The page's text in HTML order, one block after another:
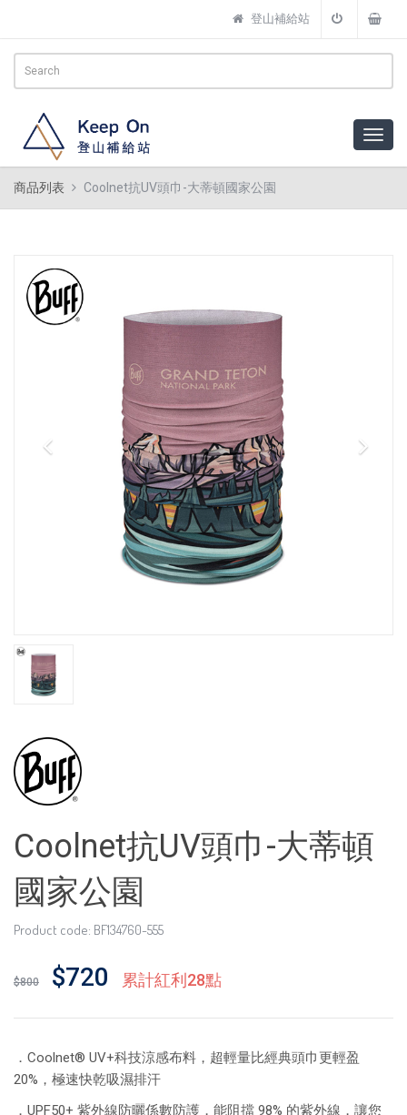
登山補給站
商品列表 Coolnet抗UV頭巾-大蒂頓國家公園
Coolnet抗UV頭巾-大蒂頓
國家公園
Product code: BF134760-555
$800 $720 累計紅利28點
．Coolnet® UV+科技涼感布料，超輕量比經典頭巾更輕盈
20%，極速快乾吸濕排汗
．UPF50+ 紫外線防曬係數防護，能阻擋 98% 的紫外線，讓您